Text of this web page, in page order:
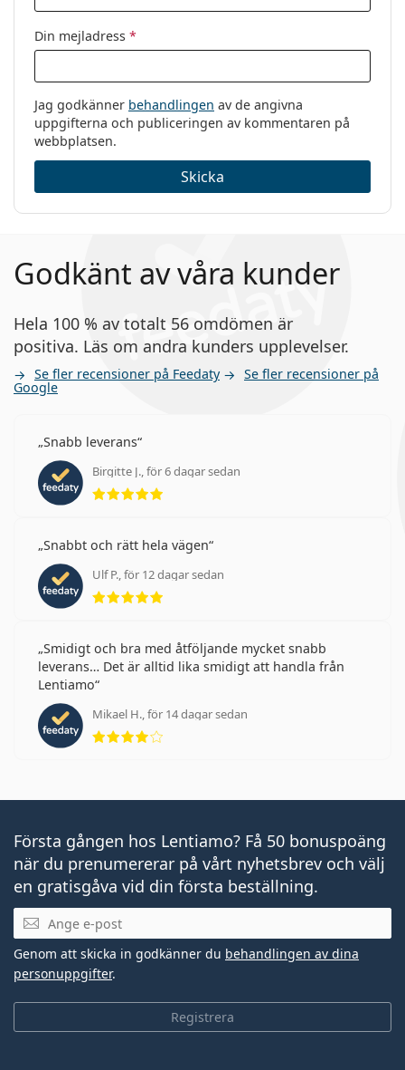
Din mejladress *
Jag godkänner behandlingen av de angivna
uppgifterna och publiceringen av kommentaren på
webbplatsen.
Skicka
Godkänt av våra kunder
Hela 100 % av totalt 56 omdömen är
positiva. Läs om andra kunders upplevelser.
Se fler recensioner på Feedaty Se fler recensioner på
Google
Snabb leverans
Birgitte J., för 6 dagar sedan
Betyg 5 av 5
Snabbt och rätt hela vägen
Ulf P., för 12 dagar sedan
Betyg 5 av 5
Smidigt och bra med åtföljande mycket snabb
leverans… Det är alltid lika smidigt att handla från
Lentiamo
Mikael H., för 14 dagar sedan
Betyg 4 av 5
Första gången hos Lentiamo? Få 50 bonuspoäng
när du prenumererar på vårt nyhetsbrev och välj
en gratisgåva vid din första beställning.
Mejladress
Registrera
Genom att skicka in godkänner du behandlingen av dina
personuppgifter.